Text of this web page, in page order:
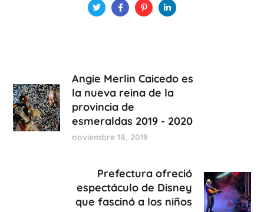
Angie Merlin Caicedo es
la nueva reina de la
provincia de
esmeraldas 2019 - 2020
noviembre 18, 2019
Prefectura ofreció
espectáculo de Disney
que fascinó a los niños